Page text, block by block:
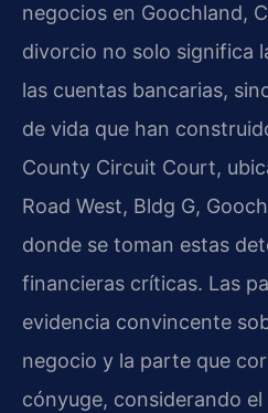
negocios en Goochland,
divorcio no solo significa
las cuentas bancarias,
de vida que han
County Circuit Court,
Road West, Bldg G,
donde se toman estas
financieras críticas. Las
evidencia convincente
negocio y la parte que
cónyuge, considerando